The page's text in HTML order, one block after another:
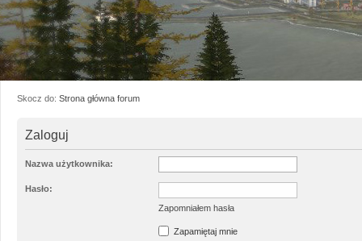
Skocz do: Strona główna forum
Zaloguj
Nazwa użytkownika:
Hasło:
Zapomniałem hasła
Zapamiętaj mnie